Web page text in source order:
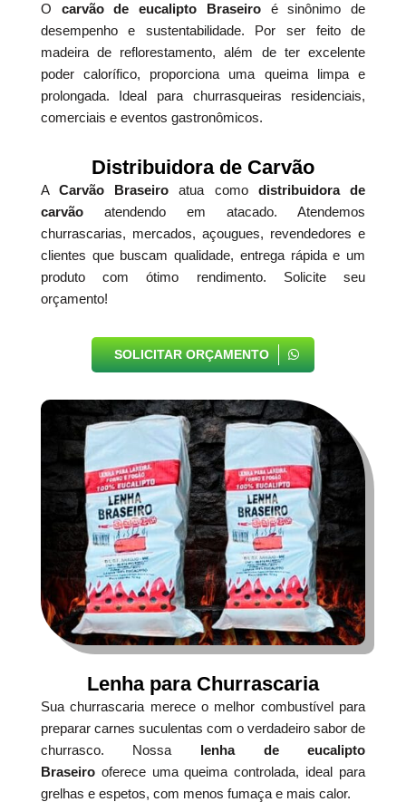
O carvão de eucalipto Braseiroé sinônimo de
desempenho e sustentabilidade. Por ser feito de
madeira de reflorestamento, além de ter excelente
poder calorífico, proporciona uma queima limpa e
prolongada. Ideal para churrasqueiras residenciais,
comerciais e eventos gastronômicos.
Distribuidora de Carvão
ACarvão Braseiro atua como distribuidora de
carvãoatendendo em atacado. Atendemos
churrascarias, mercados, açougues, revendedores e
clientes que buscam qualidade, entrega rápida e um
produto com ótimo rendimento. Solicite seu
orçamento!
SOLICITAR ORÇAMENTO
Lenha para Churrascaria
Sua churrascaria merece o melhor combustível para
preparar carnes suculentas com o verdadeiro sabor de
churrasco. Nossa lenha de eucalipto
Braseirooferece uma queima controlada, ideal para
grelhas e espetos, com menos fumaça e mais calor.